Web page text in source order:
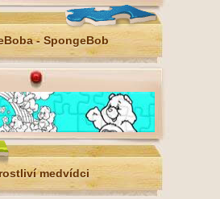
- SpongeBob
medvídci